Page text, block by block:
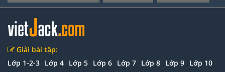
Giải bài tập:
Lớp 1-2-3 Lớp 4 Lớp 5 Lớp 6 Lớp 7 Lớp 8 Lớp 9 Lớp 10